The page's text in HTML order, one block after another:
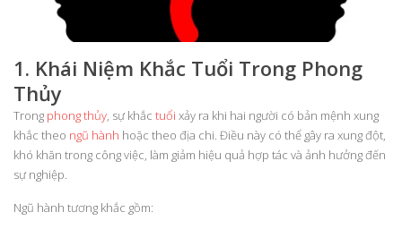
1. Khái Niệm Khắc Tuổi Trong Phong
Thủy
Trong phong thủy, sự khắc tuổi xảy ra khi hai người có bản mệnh xung
khắc theo ngũ hành hoặc theo địa chi. Điều này có thể gây ra xung đột,
khó khăn trong công việc, làm giảm hiệu quả hợp tác và ảnh hưởng đến
sự nghiệp.
Ngũ hành tương khắc gồm: